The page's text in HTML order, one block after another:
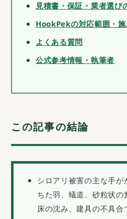
見積書・保証・業者選び
HookPekの対応範囲・
よくある質問
公式参考情報・執筆者
この記事の結論
シロアリ被害の主な手
ちた羽、蟻道、砂粒状の
床の沈み、建具の不具合